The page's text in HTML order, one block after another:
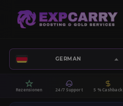
GERMAN
Rezensionen 24/7 Support 5 % Cashback